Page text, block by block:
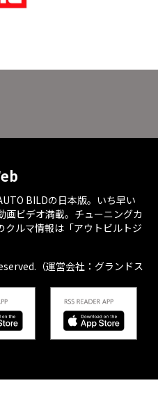
BILDの日本版。いち早い
画ビデオ満載。チューニングカ
クルマ情報は「アウトビルトジ
（運営会社：グランドス